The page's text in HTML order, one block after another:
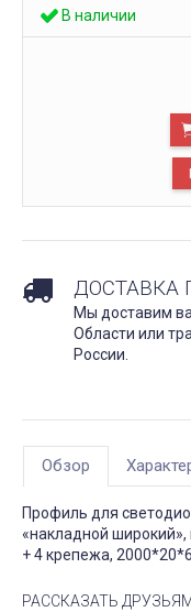
В наличии
ДОСТАВКА
Мы доставим
Области или
России.
Обзор
Профиль для
«накладной широкий»,
+ 4 крепежа,
РАССКАЗАТЬ